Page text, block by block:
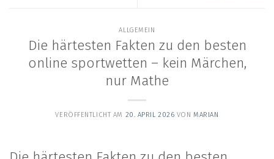
ALLGEMEIN
Die härtesten Fakten zu den besten
online sportwetten – kein Märchen,
nur Mathe
VERÖFFENTLICHT AM 20. APRIL 2026 VONMARIAN